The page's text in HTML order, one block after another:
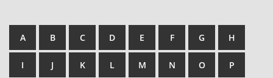
A B C D E F G H
I J K L M N O P